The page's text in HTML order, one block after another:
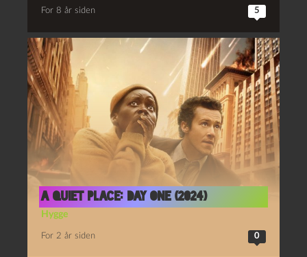
For 8 år siden 5
A Quiet Place: Day One (2024)
Hygge
For 2 år siden 0